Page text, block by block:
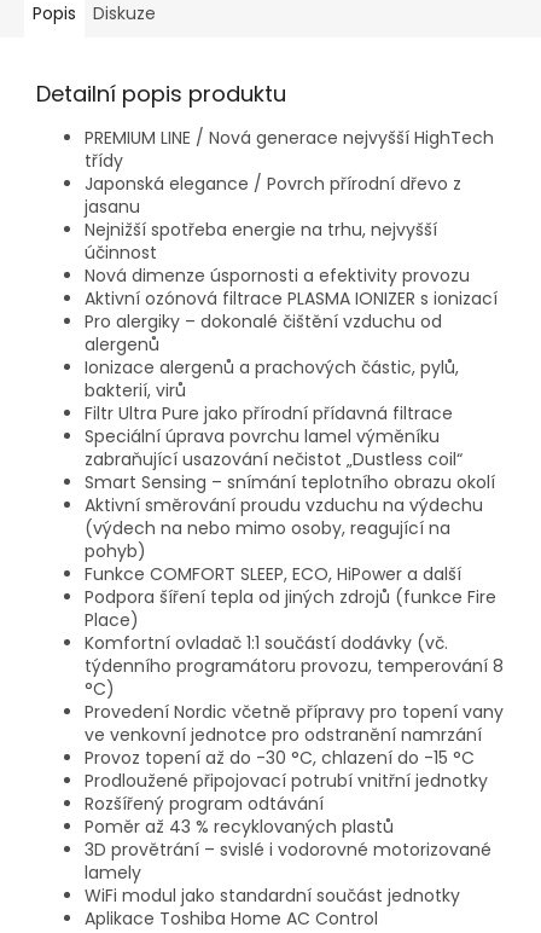
Popis Diskuze
Detailní popis produktu
PREMIUM LINE / Nová generace nejvyšší HighTech
třídy
Japonská elegance / Povrch přírodní dřevo z
jasanu
Nejnižší spotřeba energie na trhu, nejvyšší
účinnost
Nová dimenze úspornosti a efektivity provozu
Aktivní ozónová filtrace PLASMA IONIZER s ionizací
Pro alergiky – dokonalé čištění vzduchu od
alergenů
Ionizace alergenů a prachových částic, pylů,
bakterií, virů
Filtr Ultra Pure jako přírodní přídavná filtrace
Speciální úprava povrchu lamel výměníku
zabraňující usazování nečistot „Dustless coil“
Smart Sensing – snímání teplotního obrazu okolí
Aktivní směrování proudu vzduchu na výdechu
(výdech na nebo mimo osoby, reagující na
pohyb)
Funkce COMFORT SLEEP, ECO, HiPower a další
Podpora šíření tepla od jiných zdrojů (funkce Fire
Place)
Komfortní ovladač 1:1 součástí dodávky (vč.
týdenního programátoru provozu, temperování 8
°C)
Provedení Nordic včetně přípravy pro topení vany
ve venkovní jednotce pro odstranění namrzání
Provoz topení až do -30 °C, chlazení do -15 °C
Prodloužené připojovací potrubí vnitřní jednotky
Rozšířený program odtávání
Poměr až 43 % recyklovaných plastů
3D provětrání – svislé i vodorovné motorizované
lamely
WiFi modul jako standardní součást jednotky
Aplikace Toshiba Home AC Control